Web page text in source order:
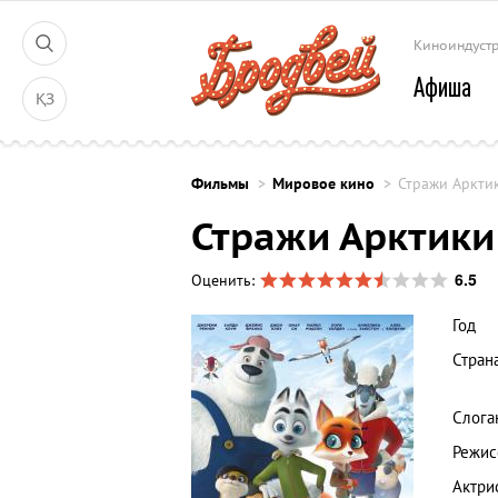
ҚЗ Афиша
Фильмы Мировое кино Стражи
Стражи Арктики
Оценить: 6.5
Год